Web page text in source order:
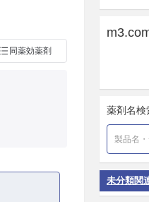
同薬効薬剤
薬剤名検
未分類関